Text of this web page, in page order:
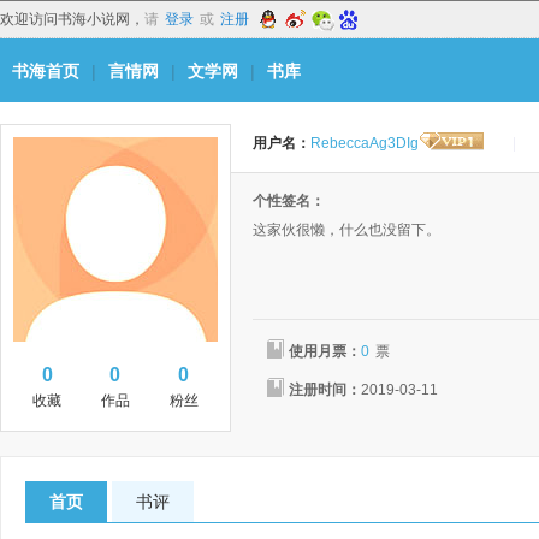
欢迎访问书海小说网， 请 登录 或 注册
书海首页 | 言情网 | 文学网 | 书库
0
收藏
0
作品
0
粉丝
用户名： RebeccaAg3DIg
个性签名：
这家伙很懒，什么也没留下。
使用月票： 0 票
注册时间： 2019-03-11
首页 书评